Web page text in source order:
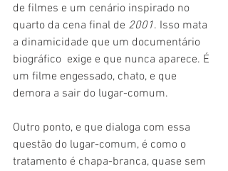
de filmes e um cenário inspirado no
quarto da cena final de 2001. Isso mata
a dinamicidade que um documentário
biográfico  exige e que nunca aparece. É
um filme engessado, chato, e que
demora a sair do lugar-comum.
Outro ponto, e que dialoga com essa
questão do lugar-comum, é como o
tratamento é chapa-branca, quase sem